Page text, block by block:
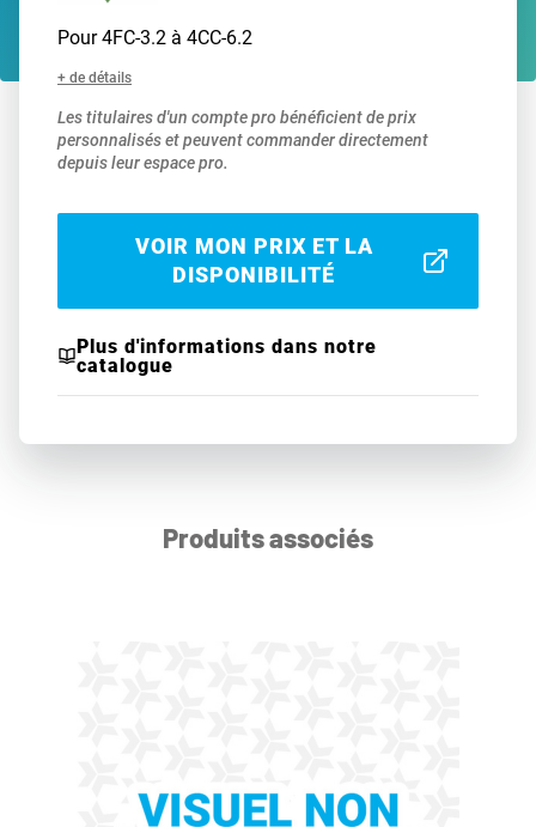
Pour 4FC-3.2 à 4CC-6.2
+ de détails
Les titulaires d'un compte pro bénéficient de prix
personnalisés et peuvent commander directement
depuis leur espace pro.
VOIR MON PRIX ET LA
DISPONIBILITÉ
Plus d'informations dans notre
catalogue
Produits associés